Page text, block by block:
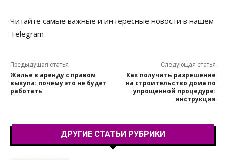
Читайте самые важные и интересные новости в нашем
Telegram
Предыдущая статья
Жилье в аренду с правом
выкупа: почему это не будет
работать
Следующая статья
Как получить разрешение
на строительство дома по
упрощенной процедуре:
инструкция
ДРУГИЕ СТАТЬИ РУБРИКИ